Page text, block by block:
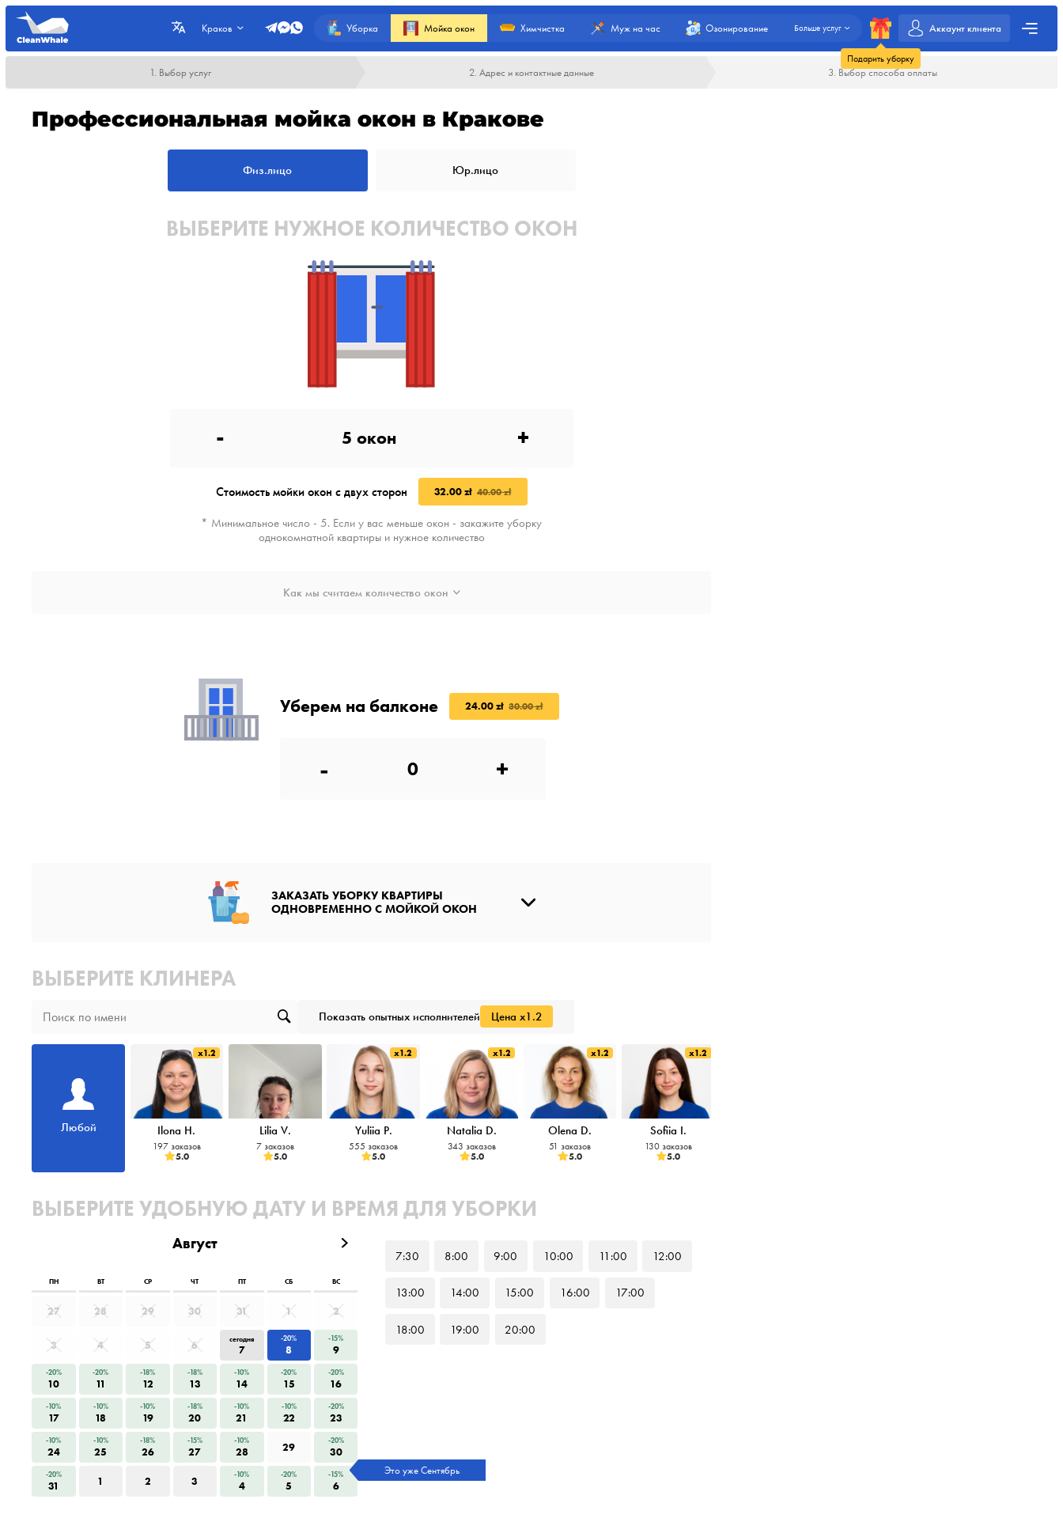
Краков Уборка Мойка окон Химчистка Муж на час Озонирование Больше услуг
Подарить уборку
Аккаунт клиента
1. Выбор услуг 2. Адрес и контактные данные 3. Выбор способа оплаты
Профессиональная мойка окон в Кракове
Физ.лицо Юр.лицо
ВЫБЕРИТЕ НУЖНОЕ КОЛИЧЕСТВО ОКОН
- 5 окон +
Стоимость мойки окон с двух сторон 32.00 zł 40.00 zł
* Минимальное число - 5. Если у вас меньше окон - закажите уборку
однокомнатной квартиры и нужное количество
Как мы считаем количество окон
Уберем на балконе 24.00 zł 30.00 zł
- +
ЗАКАЗАТЬ УБОРКУ КВАРТИРЫ
ОДНОВРЕМЕННО С МОЙКОЙ ОКОН
ВЫБЕРИТЕ КЛИНЕРА
Показать опытных исполнителей Цена x1.2
Любой
x1.2
Ilona H.
197 заказов
5.0
Lilia V.
7 заказов
5.0
x1.2
Yuliia P.
555 заказов
5.0
x1.2
Natalia D.
343 заказов
5.0
x1.2
Olena D.
51 заказов
5.0
x1.2
Sofiia I.
130 заказов
5.0
ВЫБЕРИТЕ УДОБНУЮ ДАТУ И ВРЕМЯ ДЛЯ УБОРКИ
Август
ПН ВТ СР ЧТ ПТ СБ ВС
27 28 29 30 31 1 2
3 4 5 6 сегодня
7
-20%
8
-15%
9
-20%
10
-20%
11
-18%
12
-18%
13
-10%
14
-20%
15
-20%
16
-10%
17
-10%
18
-10%
19
-18%
20
-10%
21
-10%
22
-20%
23
-10%
24
-10%
25
-18%
26
-15%
27
-10%
28 29 -20%
30
-20%
31 1 2 3 -10%
4
-20%
5
-15%
6
Это уже Сентябрь
7:30 8:00 9:00 10:00 11 :00 12:00
13:00 14:00 15:00 16:00 17:00
18:00 19:00 20:00